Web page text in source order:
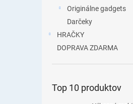
Originálne gadgets
Darčeky
HRAČKY
DOPRAVA ZDARMA
Top 10 produktov